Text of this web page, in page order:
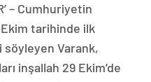
– Cumhuriyetin
Ekim tarihinde ilk
Varank,
inşallah 29 Ekim’de